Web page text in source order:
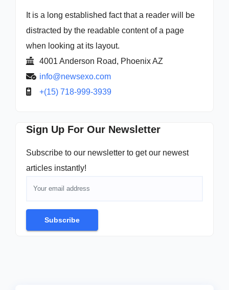
It is a long established fact that a reader will be
distracted by the readable content of a page
when looking at its layout.
4001 Anderson Road, Phoenix AZ
info@newsexo.com
+(15) 718-999-3939
Sign Up For Our Newsletter
Subscribe to our newsletter to get our newest
articles instantly!
Subscribe